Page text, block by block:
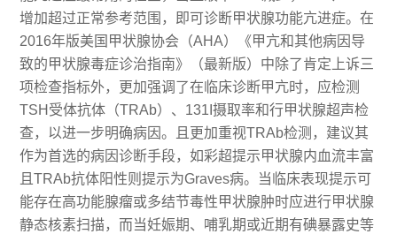
增加超过正常参考范围，即可诊断甲状腺功能亢进症。在
2016年版美国甲状腺协会（AHA）《甲亢和其他病因导
致的甲状腺毒症诊治指南》（最新版）中除了肯定上诉三
项检查指标外，更加强调了在临床诊断甲亢时，应检测
TSH受体抗体（TRAb）、131I摄取率和行甲状腺超声检
查，以进一步明确病因。且更加重视TRAb检测，建议其
作为首选的病因诊断手段，如彩超提示甲状腺内血流丰富
且TRAb抗体阳性则提示为Graves病。当临床表现提示可
能存在高功能腺瘤或多结节毒性甲状腺肿时应进行甲状腺
静态核素扫描，而当妊娠期、哺乳期或近期有碘暴露史等